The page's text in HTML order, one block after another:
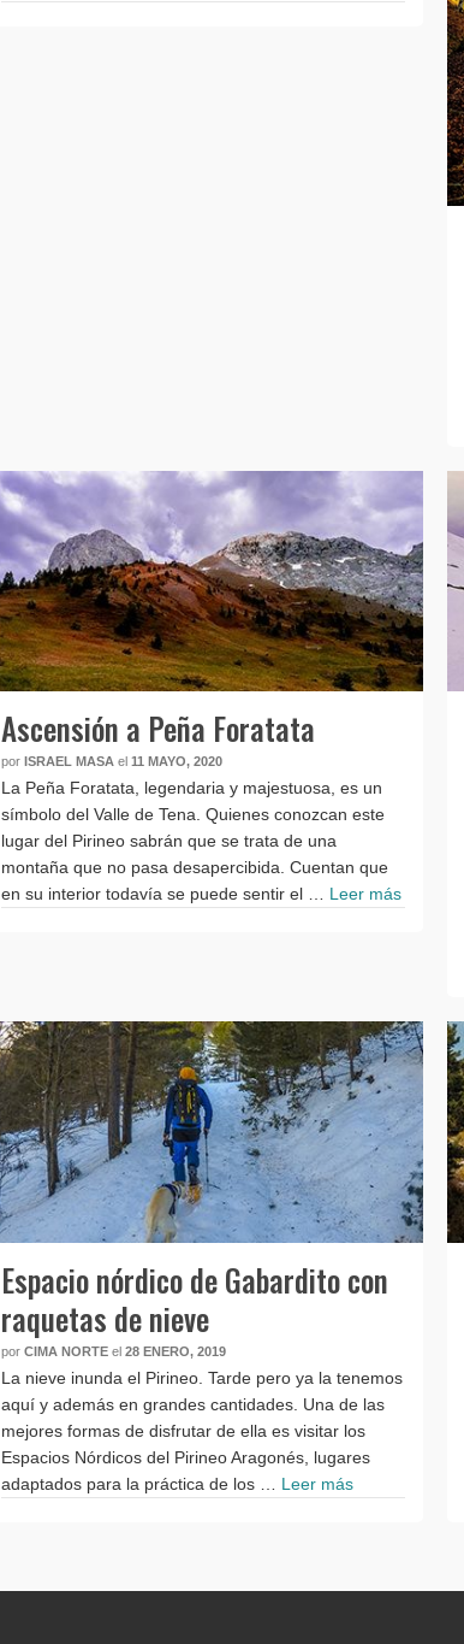
Ascensión a Peña Foratata
por ISRAEL MASA el 11 MAYO, 2020
La Peña Foratata, legendaria y majestuosa, es un
símbolo del Valle de Tena. Quienes conozcan este
lugar del Pirineo sabrán que se trata de una
montaña que no pasa desapercibida. Cuentan que
en su interior todavía se puede sentir el … Leer más
Espacio nórdico de Gabardito con
raquetas de nieve
por CIMA NORTE el 28 ENERO, 2019
La nieve inunda el Pirineo. Tarde pero ya la tenemos
aquí y además en grandes cantidades. Una de las
mejores formas de disfrutar de ella es visitar los
Espacios Nórdicos del Pirineo Aragonés, lugares
adaptados para la práctica de los … Leer más